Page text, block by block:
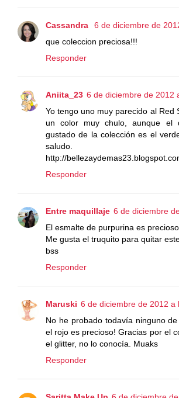
Cassandra
6 de diciembre de
que coleccion preciosa!!!
Responder
Aniita_23 6 de diciembre de 2012
Yo tengo uno muy parecido al Red
un color muy chulo, aunque el
gustado de la colección es el
saludo.
http://
Responder
Entre maquillaje 6 de diciembre
El esmalte de purpurina es
Me gusta el truquito para quitar
bss
Responder
Maruski 6 de diciembre de 2012 a
No he probado todavía ninguno
el rojo es precioso! Gracias por el
el glitter, no lo conocía. Muaks
Responder